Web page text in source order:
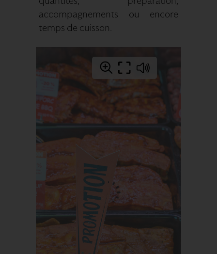
accompagnements ou encore
temps de cuisson.